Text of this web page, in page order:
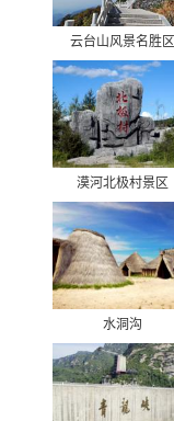
云台山风景名胜区
漠河北极村景区
水洞沟